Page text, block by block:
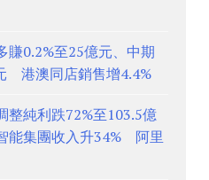
賺0.2%至25億元、中期
港澳同店銷售增4.4%
整純利跌72%至103.5億
能集團收入升34% 阿里